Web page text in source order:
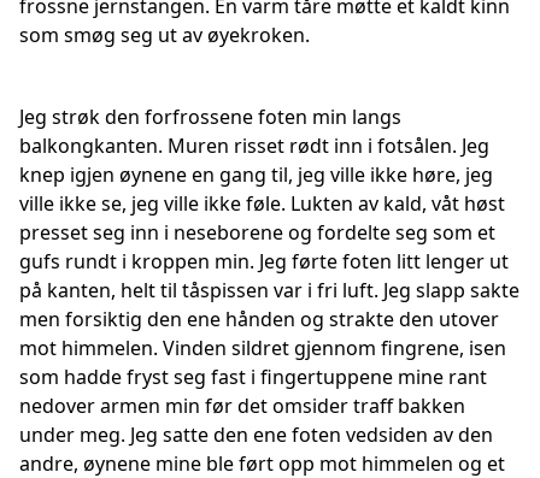
frossne jernstangen. En varm tåre møtte et kaldt kinn
som smøg seg ut av øyekroken.
Jeg strøk den forfrossene foten min langs
balkongkanten. Muren risset rødt inn i fotsålen. Jeg
knep igjen øynene en gang til, jeg ville ikke høre, jeg
ville ikke se, jeg ville ikke føle. Lukten av kald, våt høst
presset seg inn i neseborene og fordelte seg som et
gufs rundt i kroppen min. Jeg førte foten litt lenger ut
på kanten, helt til tåspissen var i fri luft. Jeg slapp sakte
men forsiktig den ene hånden og strakte den utover
mot himmelen. Vinden sildret gjennom fingrene, isen
som hadde fryst seg fast i fingertuppene mine rant
nedover armen min før det omsider traff bakken
under meg. Jeg satte den ene foten vedsiden av den
andre, øynene mine ble ført opp mot himmelen og et